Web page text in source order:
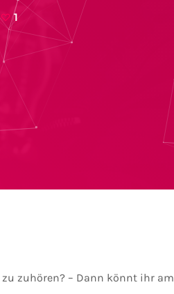
1
zuhören? – Dann könnt ihr am